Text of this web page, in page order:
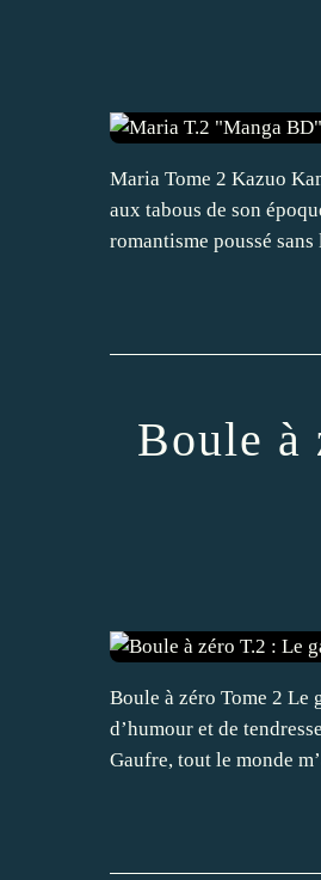
Maria Tome 2 Kazuo
aux tabous de son
romantisme poussé
Boule à
Boule à zéro Tome 2 Le
d’humour et de
Gaufre, tout le monde